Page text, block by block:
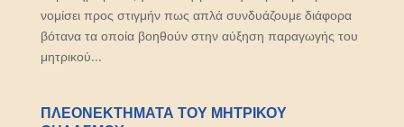
νομίσει προς στιγμήν πως απλά συνδυάζουμε διάφορα
βότανα τα οποία βοηθούν στην αύξηση παραγωγής του
μητρικού...
ΠΛΕΟΝΕΚΤΉΜΑΤΑ ΤΟΥ ΜΗΤΡΙΚΟΎ